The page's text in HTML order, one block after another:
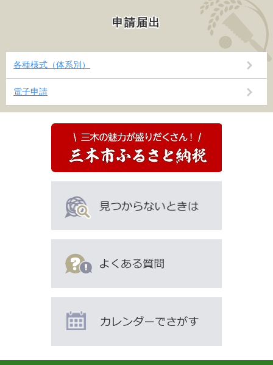
申請届出
各種様式（体系別）
電子申請